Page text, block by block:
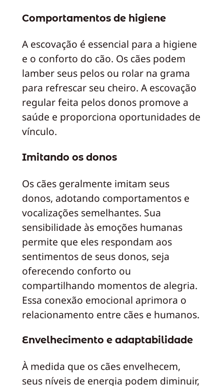
Comportamentos de higiene
A escovação é essencial para a higiene
e o conforto do cão. Os cães podem
lamber seus pelos ou rolar na grama
para refrescar seu cheiro. A escovação
regular feita pelos donos promove a
saúde e proporciona oportunidades de
vínculo.
Imitando os donos
Os cães geralmente imitam seus
donos, adotando comportamentos e
vocalizações semelhantes. Sua
sensibilidade às emoções humanas
permite que eles respondam aos
sentimentos de seus donos, seja
oferecendo conforto ou
compartilhando momentos de alegria.
Essa conexão emocional aprimora o
relacionamento entre cães e humanos.
Envelhecimento e adaptabilidade
À medida que os cães envelhecem,
seus níveis de energia podem diminuir,